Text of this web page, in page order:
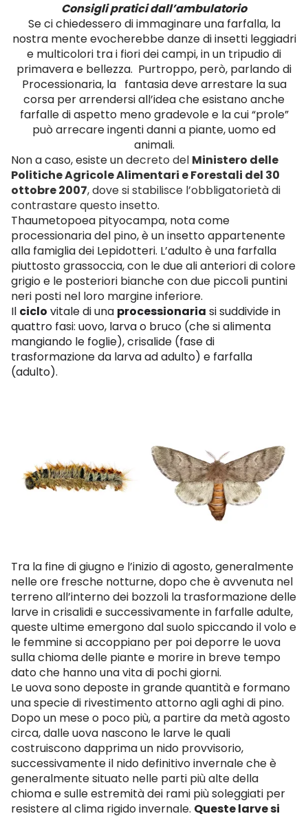
Consigli pratici dall’ambulatorio
Se ci chiedessero di immaginare una farfalla, la
nostra mente evocherebbe danze di insetti leggiadri
e multicolori tra i fiori dei campi, in un tripudio di
primavera e bellezza. Purtroppo, però, parlando di
Processionaria, la fantasia deve arrestare la sua
corsa per arrendersi all’idea che esistano anche
farfalle di aspetto meno gradevole e la cui “prole”
può arrecare ingenti danni a piante, uomo ed
animali.
Non a caso, esiste un decreto del Ministero delle
Politiche Agricole Alimentari e Forestali del 30
ottobre 2007, dove si stabilisce l’obbligatorietà di
contrastare questo insetto.
Thaumetopoea pityocampa, nota come
processionaria del pino, è un insetto appartenente
alla famiglia dei Lepidotteri. L’adulto è una farfalla
piuttosto grassoccia, con le due ali anteriori di colore
grigio e le posteriori bianche con due piccoli puntini
neri posti nel loro margine inferiore.
Il ciclo vitale di una processionaria si suddivide in
quattro fasi: uovo, larva o bruco (che si alimenta
mangiando le foglie), crisalide (fase di
trasformazione da larva ad adulto) e farfalla
(adulto).
Tra la fine di giugno e l’inizio di agosto, generalmente
nelle ore fresche notturne, dopo che è avvenuta nel
terreno all’interno dei bozzoli la trasformazione delle
larve in crisalidi e successivamente in farfalle adulte,
queste ultime emergono dal suolo spiccando il volo e
le femmine si accoppiano per poi deporre le uova
sulla chioma delle piante e morire in breve tempo
dato che hanno una vita di pochi giorni.
Le uova sono deposte in grande quantità e formano
una specie di rivestimento attorno agli aghi di pino.
Dopo un mese o poco più, a partire da metà agosto
circa, dalle uova nascono le larve le quali
costruiscono dapprima un nido provvisorio,
successivamente il nido definitivo invernale che è
generalmente situato nelle parti più alte della
chioma e sulle estremità dei rami più soleggiati per
resistere al clima rigido invernale. Queste larve si